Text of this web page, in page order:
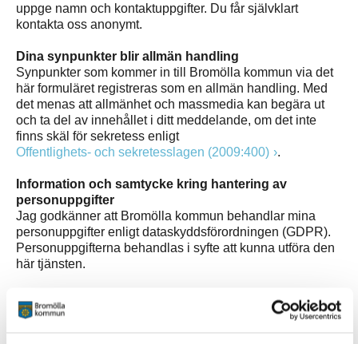
uppge namn och kontaktuppgifter. Du får självklart
kontakta oss anonymt.
Dina synpunkter blir allmän handling
Synpunkter som kommer in till Bromölla kommun via det
här formuläret registreras som en allmän handling. Med
det menas att allmänhet och massmedia kan begära ut
och ta del av innehållet i ditt meddelande, om det inte
finns skäl för sekretess enligt
Offentlighets- och sekretesslagen (2009:400)
.
Information och samtycke kring hantering av
personuppgifter
Jag godkänner att Bromölla kommun behandlar mina
personuppgifter enligt dataskyddsförordningen (GDPR).
Personuppgifterna behandlas i syfte att kunna utföra den
här tjänsten.
personuppgifter, kan du läsa om det här!